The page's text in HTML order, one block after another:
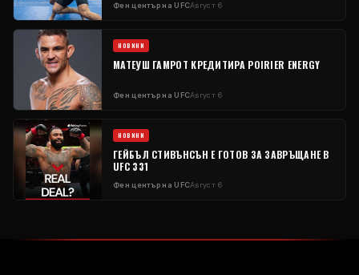
Фен център на UFCАвгуст 6
НОВИНИ
МАТЕУШ ГАМРОТ КРЕДИТИРА POIRIER ENERGY
Фен център на UFCАвгуст 6
НОВИНИ
ГЕЙБЪЛ СТИВЪНСЪН Е ГОТОВ ЗА ЗАВРЪЩАНЕ В
UFC 331
Фен център на UFCАвгуст 6